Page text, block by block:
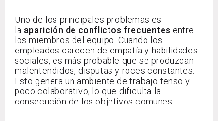
Uno de los principales problemas es
la aparición de conflictos frecuentes entre
los miembros del equipo. Cuando los
empleados carecen de empatía y habilidades
sociales, es más probable que se produzcan
malentendidos, disputas y roces constantes.
Esto genera un ambiente de trabajo tenso y
poco colaborativo, lo que dificulta la
consecución de los objetivos comunes.